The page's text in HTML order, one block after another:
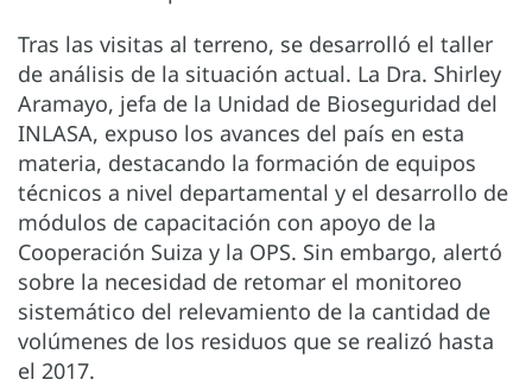
Tras las visitas al terreno, se desarrolló el taller
de análisis de la situación actual. La Dra. Shirley
Aramayo, jefa de la Unidad de Bioseguridad del
INLASA, expuso los avances del país en esta
materia, destacando la formación de equipos
técnicos a nivel departamental y el desarrollo de
módulos de capacitación con apoyo de la
Cooperación Suiza y la OPS. Sin embargo, alertó
sobre la necesidad de retomar el monitoreo
sistemático del relevamiento de la cantidad de
volúmenes de los residuos que se realizó hasta
el 2017.